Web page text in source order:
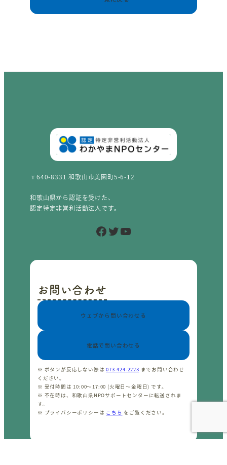
〒640-8331 和歌山市美園町5-6-12
和歌山県から認証を受けた、
認定特定非営利活動法人です。
Facebook Twitter YouTube
お問い合わせ
ウェブから問い合わせる
電話で問い合わせる
※ ボタンが反応しない際は073-424-2223 までお問い合わせ
ください。
※ 受付時間は 10:00〜17:00 (火曜日〜金曜日) です。
※ 不在時は、和歌山県NPOサポートセンターに転送されま
す。
※ プライバシーポリシーは こちら をご覧ください。